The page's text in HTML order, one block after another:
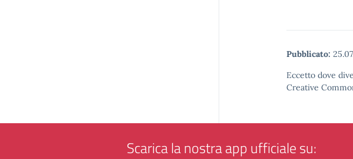
Pubblicato:
Eccetto dove
Creative
Scarica la nostra app ufficiale su: